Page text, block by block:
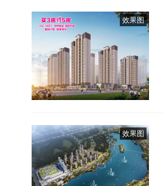
效果图
效果图